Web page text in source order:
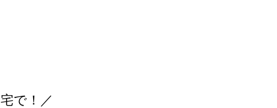
で！／